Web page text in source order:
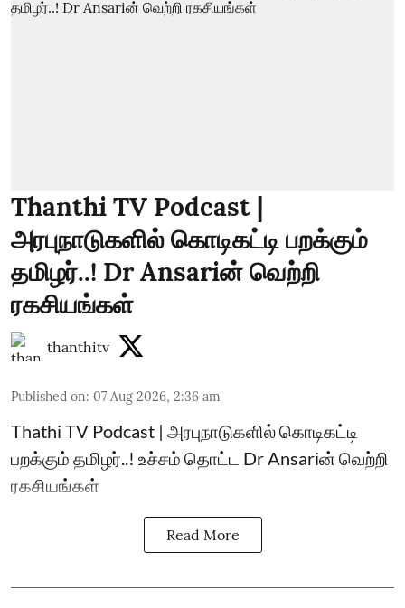
Thanthi TV Podcast |
அரபுநாடுகளில் கொடிகட்டி பறக்கும்
தமிழர்..! Dr Ansariன் வெற்றி
ரகசியங்கள்
thanthitv
Published on: 07 Aug 2026, 2:36 am
Thathi TV Podcast | அரபுநாடுகளில் கொடிகட்டி
பறக்கும் தமிழர்..! உச்சம் தொட்ட Dr Ansariன் வெற்றி
ரகசியங்கள்
Read More